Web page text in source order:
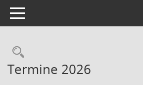
Toggle navigation
Rechercheauswahl
Termine 2026